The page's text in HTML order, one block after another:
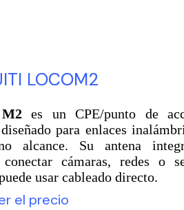
LOCOM2
es un CPE/punto de
para enlaces
alcance. Su antena
cámaras, redes o
usar cableado directo.
el precio